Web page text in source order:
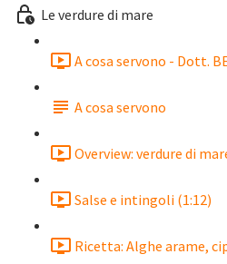
Le verdure di mare
A cosa servono - Dott.
A cosa servono
Overview: verdure di
Salse e intingoli (1:12)
Ricetta: Alghe arame,